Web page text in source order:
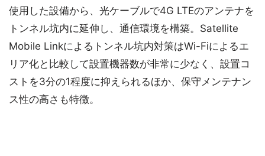
使用した設備から、光ケーブルで4G LTEのアンテナを
トンネル坑内に延伸し、通信環境を構築。Satellite
Mobile Linkによるトンネル坑内対策はWi-Fiによるエ
リア化と比較して設置機器数が非常に少なく、設置コ
ストを3分の1程度に抑えられるほか、保守メンテナン
ス性の高さも特徴。